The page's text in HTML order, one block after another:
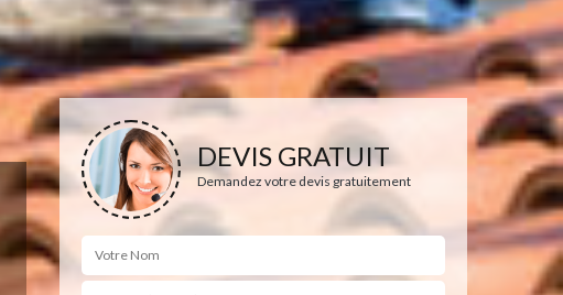
DEVIS GRATUIT
Demandez votre devis gratuitement